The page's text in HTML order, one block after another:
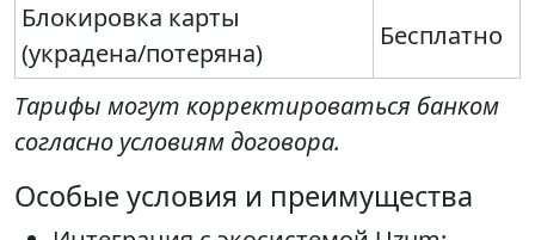
Блокировка карты
(украдена/потеряна)
Бесплатно
Тарифы могут корректироваться банком
согласно условиям договора.
Особые условия и преимущества